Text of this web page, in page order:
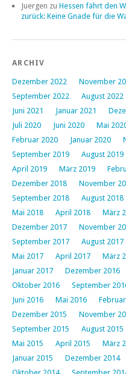
Juergen zu Hessen fährt den
zurück: Keine Gnade für die
ARCHIV
Dezember 2022 November
September 2022
August 2022
Juni 2021
Januar 2021
Juli 2020
Juni 2020 Mai
Februar 2020
Januar 2020
September 2019
August 2019
April 2019
März 2019
Dezember 2018
November
September 2018
August 2018
Mai 2018
April 2018 März
Dezember 2017
November
September 2017
August 2017
Mai 2017
April 2017 März
Januar 2017
Dezember 2016
Oktober 2016
September
Juni 2016
Mai 2016
Dezember 2015
November
September 2015
August 2015
Mai 2015
April 2015 März
Januar 2015
Dezember 2014